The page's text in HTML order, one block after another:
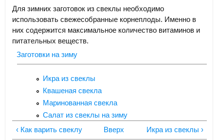
Для зимних заготовок из свеклы необходимо
использовать свежесобранные корнеплоды. Именно в
них содержится максимальное количество витаминов и
питательных веществ.
Заготовки на зиму
Икра из свеклы
Квашеная свекла
Маринованная свекла
Салат из свеклы на зиму
‹ Как варить свеклу
Вверх Икра из свеклы ›